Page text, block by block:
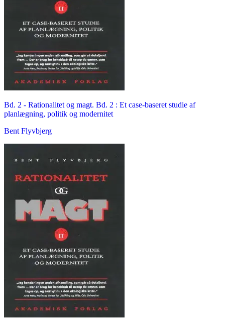
Bd. 2 - Rationalitet og magt. Bd. 2 : Et case-baseret studie af
planlægning, politik og modernitet
Bent Flyvbjerg